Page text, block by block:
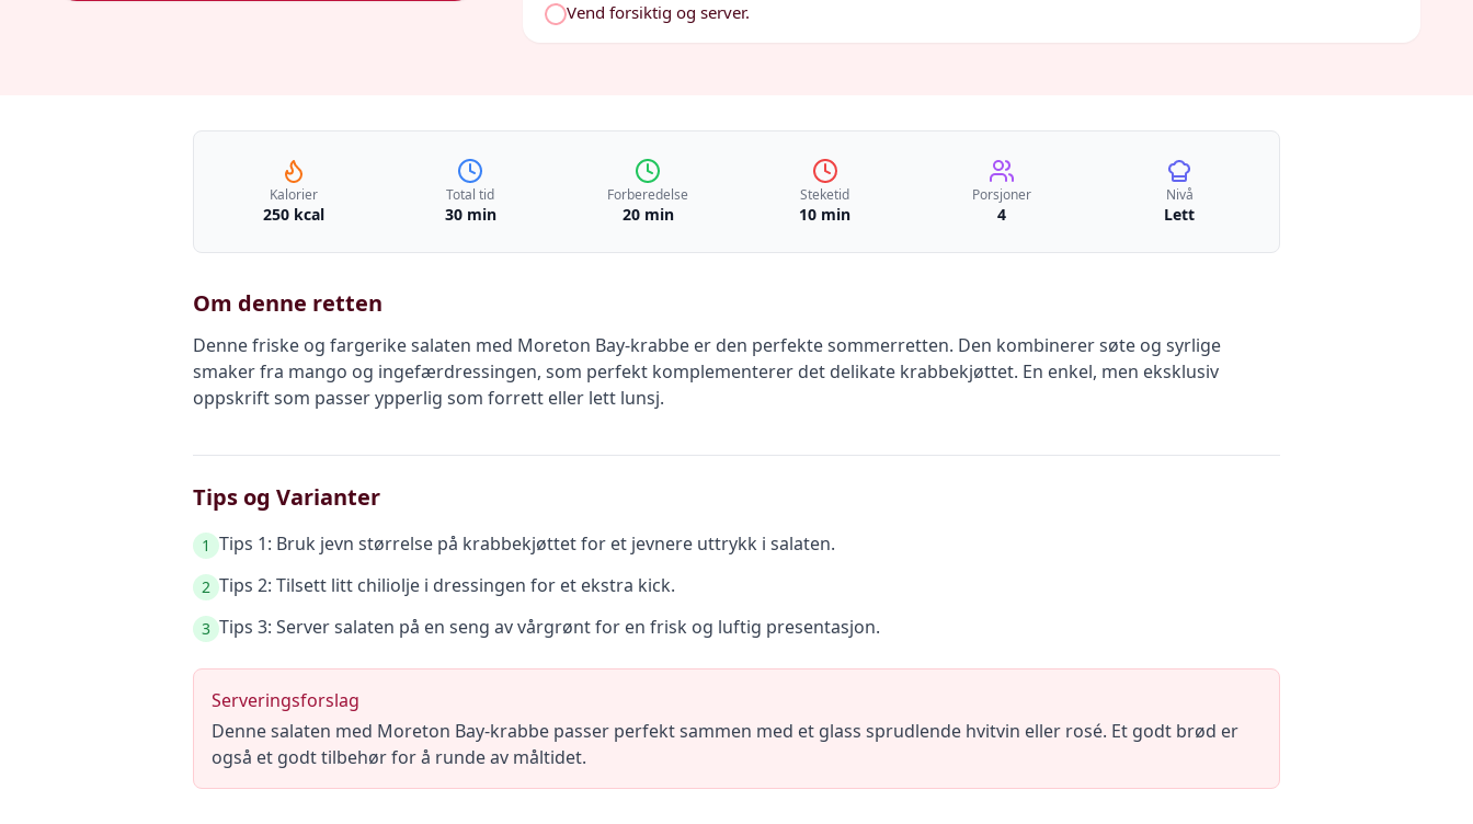
Vend forsiktig og server.
Kalorier
250 kcal
Total tid
30 min
Forberedelse
20 min
Steketid
10 min
Porsjoner
4
Nivå
Lett
Om denne retten
Denne friske og fargerike salaten med Moreton Bay-krabbe er den perfekte sommerretten. Den kombinerer søte og syrlige
smaker fra mango og ingefærdressingen, som perfekt komplementerer det delikate krabbekjøttet. En enkel, men eksklusiv
oppskrift som passer ypperlig som forrett eller lett lunsj.
Tips og Varianter
1 Tips 1: Bruk jevn størrelse på krabbekjøttet for et jevnere uttrykk i salaten.
2 Tips 2: Tilsett litt chiliolje i dressingen for et ekstra kick.
3 Tips 3: Server salaten på en seng av vårgrønt for en frisk og luftig presentasjon.
Serveringsforslag
Denne salaten med Moreton Bay-krabbe passer perfekt sammen med et glass sprudlende hvitvin eller rosé. Et godt brød er
også et godt tilbehør for å runde av måltidet.